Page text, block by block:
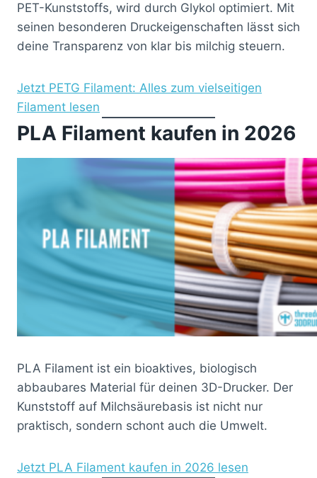
PET-Kunststoffs, wird durch Glykol optimiert. Mit
seinen besonderen Druckeigenschaften lässt sich
deine Transparenz von klar bis milchig steuern.
Jetzt PETG Filament: Alles zum vielseitigen
Filament lesen
PLA Filament kaufen in 2026
PLA Filament ist ein bioaktives, biologisch
abbaubares Material für deinen 3D-Drucker. Der
Kunststoff auf Milchsäurebasis ist nicht nur
praktisch, sondern schont auch die Umwelt.
Jetzt PLA Filament kaufen in 2026 lesen